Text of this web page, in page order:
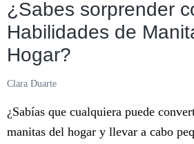
¿Sabes sorprender
Habilidades de
Hogar?
Clara Duarte
¿Sabías que cualquiera puede
manitas del hogar y llevar a cabo